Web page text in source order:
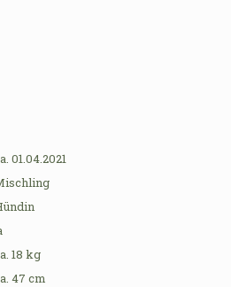
01.04.2021
18 kg
47 cm